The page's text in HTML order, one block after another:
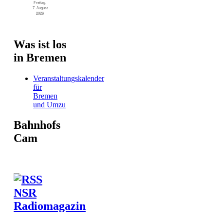
Was ist los
in Bremen
Veranstaltungskalender
für
Bremen
und Umzu
Bahnhofs
Cam
NSR
Radiomagazin